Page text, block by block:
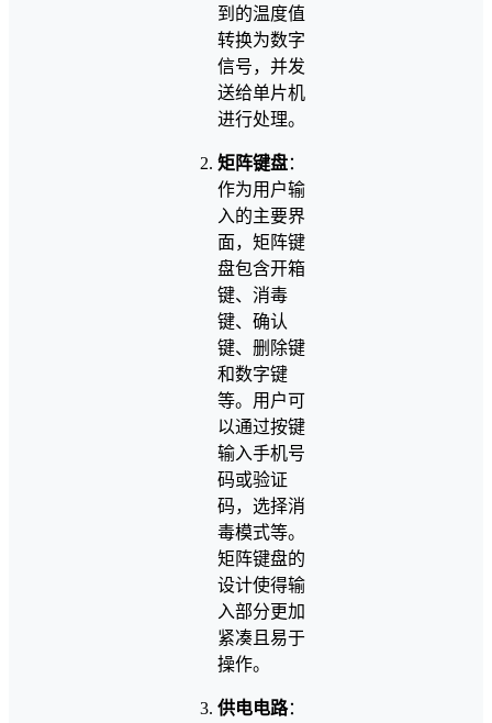
到的温度值
转换为数字
信号，并发
送给单片机
进行处理。
矩阵键盘：
作为用户输
入的主要界
面，矩阵键
盘包含开箱
键、消毒
键、确认
键、删除键
和数字键
等。用户可
以通过按键
输入手机号
码或验证
码，选择消
毒模式等。
矩阵键盘的
设计使得输
入部分更加
紧凑且易于
操作。
供电电路：